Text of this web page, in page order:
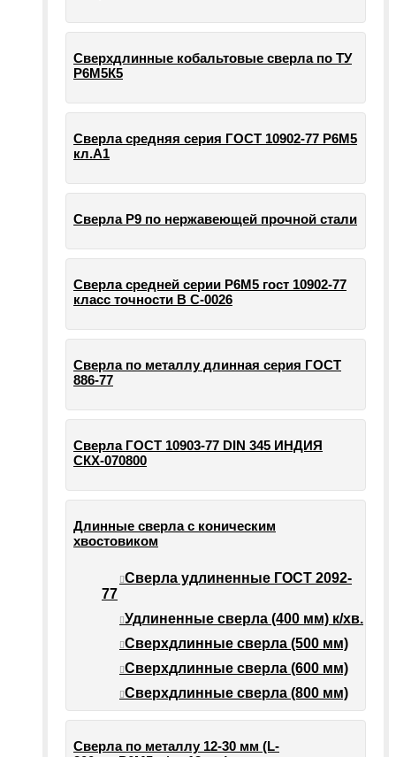
Сверхдлинные кобальтовые сверла по ТУ
Р6М5К5
Сверла средняя серия ГОСТ 10902-77 Р6М5
кл.А1
Сверла Р9 по нержавеющей прочной стали
Сверла средней серии Р6М5 гост 10902-77
класс точности В С-0026
Сверла по металлу длинная серия ГОСТ
886-77
Сверла ГОСТ 10903-77 DIN 345 ИНДИЯ
СКХ-070800
Длинные сверла с коническим
хвостовиком
Сверла удлиненные ГОСТ 2092-
77
Удлиненные сверла (400 мм) к/хв.
Сверхдлинные сверла (500 мм)
Сверхдлинные сверла (600 мм)
Сверхдлинные сверла (800 мм)
Сверла по металлу 12-30 мм (L-